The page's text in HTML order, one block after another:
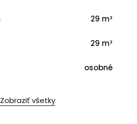
29 m²
29 m²
osobné
Zobraziť všetky